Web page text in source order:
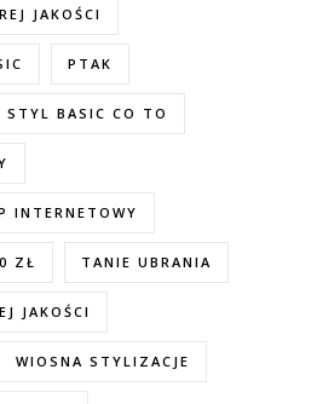
JAKOŚCI
PTAK
STYL BASIC CO TO
INTERNETOWY
ZŁ TANIE UBRANIA
JAKOŚCI
WIOSNA STYLIZACJE